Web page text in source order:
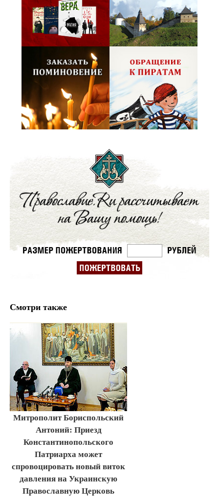
Смотри также
Митрополит Бориспольский
Антоний: Приезд
Константинопольского
Патриарха может
спровоцировать новый виток
давления на Украинскую
Православную Церковь